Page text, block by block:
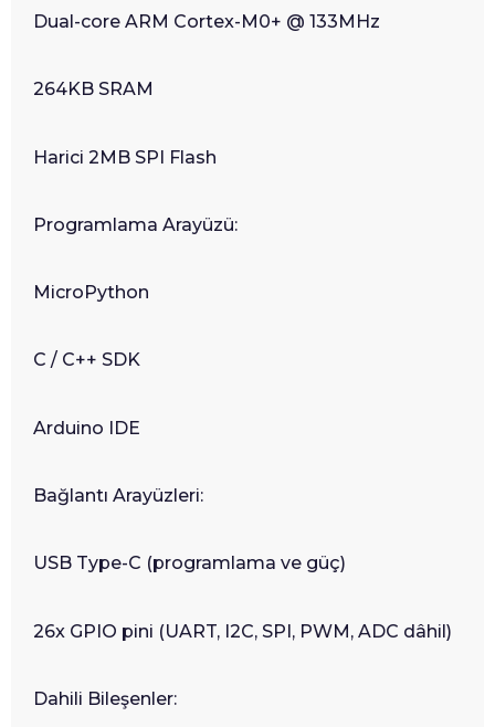
Dual-core ARM Cortex-M0+ @ 133MHz
264KB SRAM
Harici 2MB SPI Flash
Programlama Arayüzü:
MicroPython
C / C++ SDK
Arduino IDE
Bağlantı Arayüzleri:
USB Type-C (programlama ve güç)
26x GPIO pini (UART, I2C, SPI, PWM, ADC dâhil)
Dahili Bileşenler: